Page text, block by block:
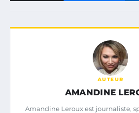
AUTEUR
AMANDINE
Amandine Leroux est journaliste,